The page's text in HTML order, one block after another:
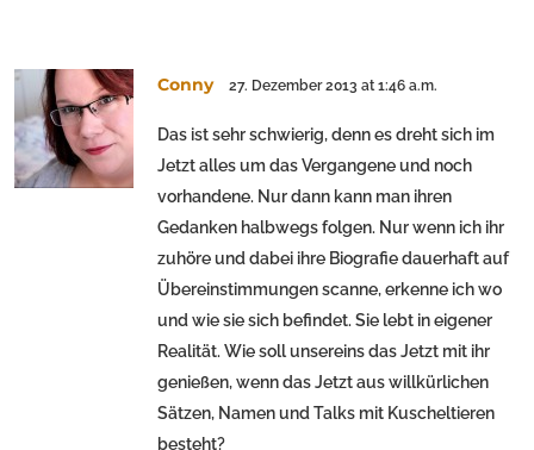
Conny 27. Dezember 2013 at 1:46 a.m.
Das ist sehr schwierig, denn es dreht sich im
Jetzt alles um das Vergangene und noch
vorhandene. Nur dann kann man ihren
Gedanken halbwegs folgen. Nur wenn ich ihr
zuhöre und dabei ihre Biografie dauerhaft auf
Übereinstimmungen scanne, erkenne ich wo
und wie sie sich befindet. Sie lebt in eigener
Realität. Wie soll unsereins das Jetzt mit ihr
genießen, wenn das Jetzt aus willkürlichen
Sätzen, Namen und Talks mit Kuscheltieren
besteht?